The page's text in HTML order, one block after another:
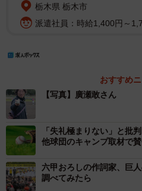
栃木県 栃木市
派遣社員：時給1,400円～
おすすめ
【写真】廣瀬敢さん
「失礼極まりない」と批
他球団のキャンプ取材で
六甲おろしの作詞家、巨
調べてみたら